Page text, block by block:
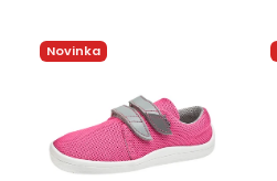
Novinka